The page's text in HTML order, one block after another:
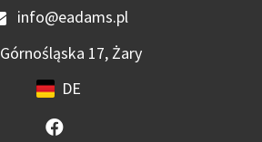
info@eadams.pl
Górnośląska 17, Żary
DE